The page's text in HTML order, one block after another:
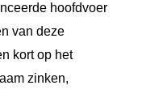
hoofdvoer
van deze
kort op het
zinken,